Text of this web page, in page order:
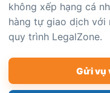
không xếp hạng cá
hàng tự giao dịch với
quy trình LegalZone.
Gửi vụ